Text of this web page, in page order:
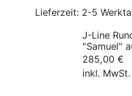
Lieferzeit: 2-5
J-Line
"Samuel"
285,00€
inkl. MwSt.